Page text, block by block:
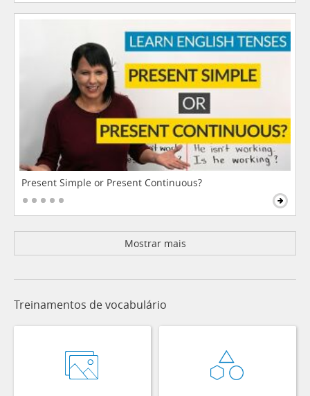
Present Simple or Present Continuous?
Mostrar mais
Treinamentos de vocabulário